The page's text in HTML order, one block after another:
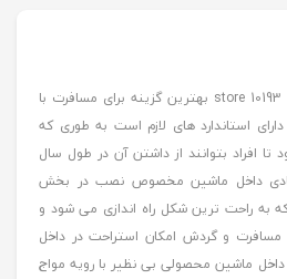
بیسو store 10193 بهترین گزینه برای مسافرت با
استاندارد های لازم است به طوری که
افراد بتوانند از داشتن آن در طول سال
داخل ماشین مخصوص نصب در بخش
به راحت ترین شکل راه اندازی می شود و
و گردش امکان استراحت در داخل
ماشین محصولی بی نظیر با رویه مواج